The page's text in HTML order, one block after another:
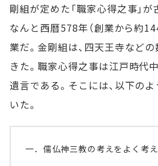
剛組が定めた「職家心得之事」
なんと西暦578年（創業から約
業だ。金剛組は、四天王寺など
きた。職家心得之事は江戸時代
遺言である。そこには、以下の
いた。
一．儒仏神三教の考えをよく考